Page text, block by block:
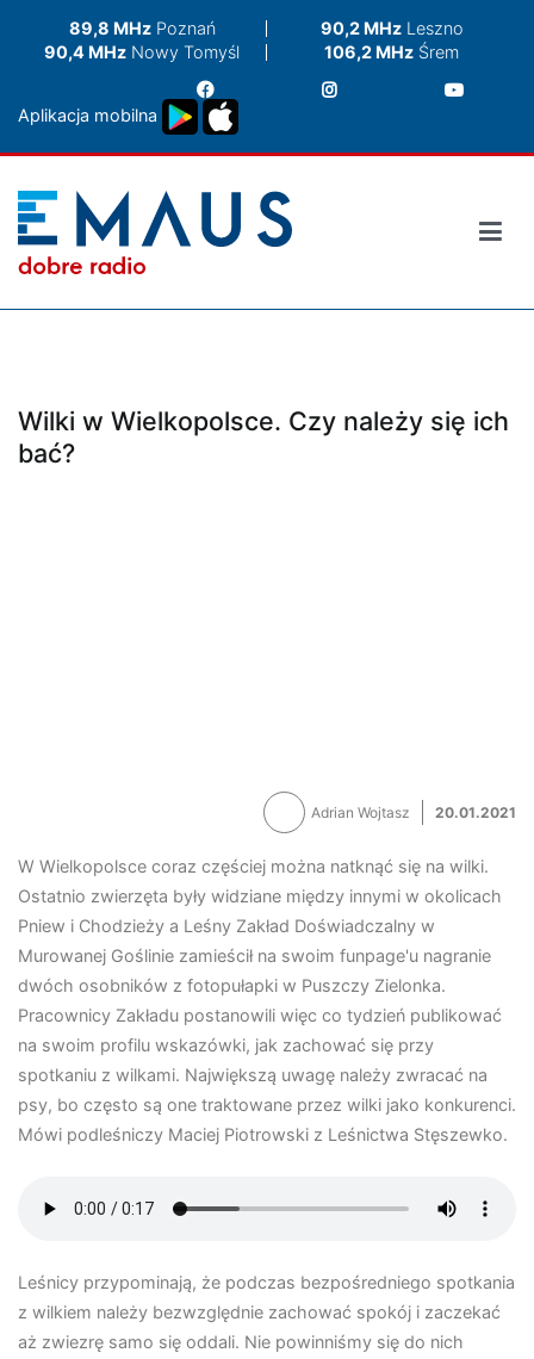
89,8 MHzPoznań 90,2 MHzLeszno
90,4 MHz Nowy Tomyśl 106,2 MHz Śrem
Aplikacja mobilna
Wilki w Wielkopolsce. Czy należy się ich
bać?
Adrian Wojtasz 20.01.2021
W Wielkopolsce coraz częściej można natknąć się na wilki.
Ostatnio zwierzęta były widziane między innymi w okolicach
Pniew i Chodzieży a Leśny Zakład Doświadczalny w
Murowanej Goślinie zamieścił na swoim funpage'u nagranie
dwóch osobników z fotopułapki w Puszczy Zielonka.
Pracownicy Zakładu postanowili więc co tydzień publikować
na swoim profilu wskazówki, jak zachować się przy
spotkaniu z wilkami. Największą uwagę należy zwracać na
psy, bo często są one traktowane przez wilki jako konkurenci.
Mówi podleśniczy Maciej Piotrowski z Leśnictwa Stęszewko.
Leśnicy przypominają, że podczas bezpośredniego spotkania
z wilkiem należy bezwzględnie zachować spokój i zaczekać
aż zwiezrę samo się oddali. Nie powinniśmy się do nich